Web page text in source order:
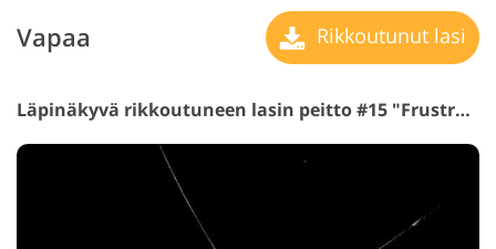
Vapaa Rikkoutunut lasi
Läpinäkyvä rikkoutuneen lasin peitto #15 "Frustration"